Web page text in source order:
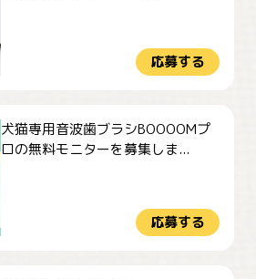
応募する
犬猫専用音波歯ブラシBOOOOMプ
ロの無料モニターを募集しま...
応募する